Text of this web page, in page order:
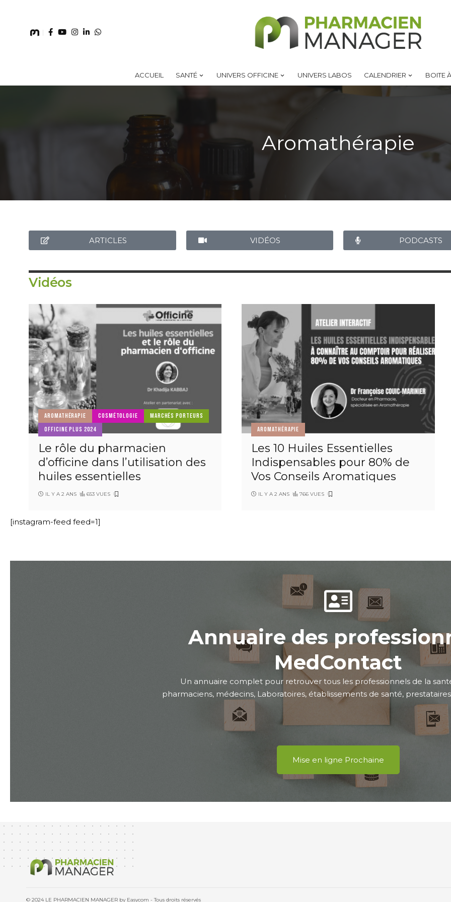
ACCUEIL SANTÉ UNIVERS OFFICINE UNIVERS LABOS CALENDRIER BOITE
Aromathérapie
ARTICLES VIDÉOS PODCASTS
Vidéos
AROMATHÉRAPIE COSMÉTOLOGIE
MARCHÉS PORTEURS
OFFICINE PLUS 2024
Le rôle du pharmacien
d’officine dans l’utilisation des
huiles essentielles
IL Y A 2 ANS 653 VUES
AROMATHÉRAPIE
Les 10 Huiles Essentielles
Indispensables pour 80% de
Vos Conseils Aromatiques
IL Y A 2 ANS 766 VUES
[instagram-feed feed=1]
Annuaire des
MedContact
Un annuaire complet pour retrouver tous les professionnels de la
pharmaciens, médecins, Laboratoires, établissements de santé,
Mise en ligne Prochaine
© 2024 LE PHARMACIEN MANAGER by Easycom - Tous droits réservés